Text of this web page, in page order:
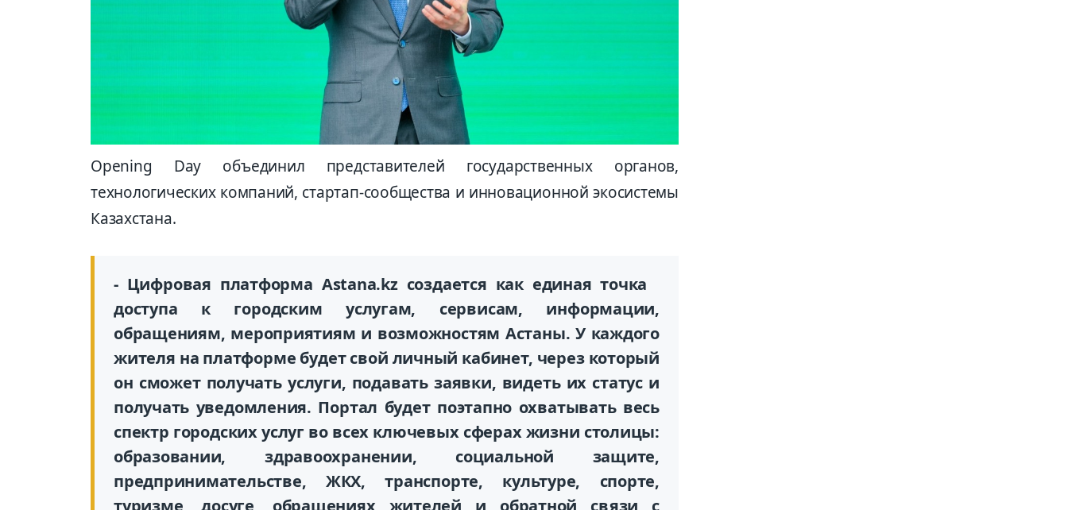
Opening Day объединил представителей государственных органов,
технологических компаний, стартап-сообщества и инновационной экосистемы
Казахстана.
- Цифровая платформа Astana.kz создается как единая точка
доступа к городским услугам, сервисам, информации,
обращениям, мероприятиям и возможностям Астаны. У каждого
жителя на платформе будет свой личный кабинет, через который
он сможет получать услуги, подавать заявки, видеть их статус и
получать уведомления. Портал будет поэтапно охватывать весь
спектр городских услуг во всех ключевых сферах жизни столицы:
образовании, здравоохранении, социальной защите,
предпринимательстве, ЖКХ, транспорте, культуре, спорте,